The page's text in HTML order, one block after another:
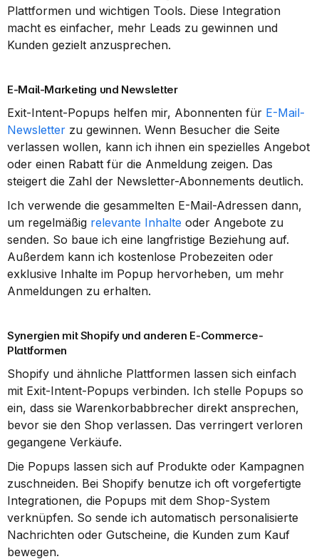
Plattformen und wichtigen Tools. Diese Integration
macht es einfacher, mehr Leads zu gewinnen und
Kunden gezielt anzusprechen.
E-Mail-Marketing und Newsletter
Exit-Intent-Popups helfen mir, Abonnenten für E-Mail-
Newsletter zu gewinnen. Wenn Besucher die Seite
verlassen wollen, kann ich ihnen ein spezielles Angebot
oder einen Rabatt für die Anmeldung zeigen. Das
steigert die Zahl der Newsletter-Abonnements deutlich.
Ich verwende die gesammelten E-Mail-Adressen dann,
um regelmäßig relevante Inhalte oder Angebote zu
senden. So baue ich eine langfristige Beziehung auf.
Außerdem kann ich kostenlose Probezeiten oder
exklusive Inhalte im Popup hervorheben, um mehr
Anmeldungen zu erhalten.
Synergien mit Shopify und anderen E-Commerce-
Plattformen
Shopify und ähnliche Plattformen lassen sich einfach
mit Exit-Intent-Popups verbinden. Ich stelle Popups so
ein, dass sie Warenkorbabbrecher direkt ansprechen,
bevor sie den Shop verlassen. Das verringert verloren
gegangene Verkäufe.
Die Popups lassen sich auf Produkte oder Kampagnen
zuschneiden. Bei Shopify benutze ich oft vorgefertigte
Integrationen, die Popups mit dem Shop-System
verknüpfen. So sende ich automatisch personalisierte
Nachrichten oder Gutscheine, die Kunden zum Kauf
bewegen.